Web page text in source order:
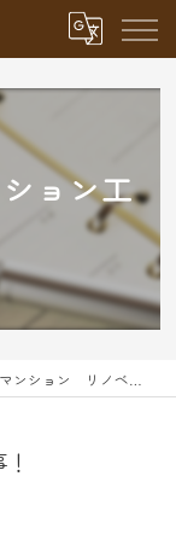
ョン工
マンション リノベーション工事！